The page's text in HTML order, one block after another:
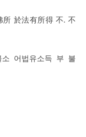
於法有所得 不. 不
소 어법유소득 부 불